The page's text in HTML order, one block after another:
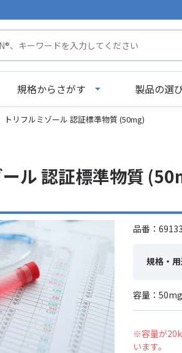
規格からさがす 製品の選
トリフルミゾール 認証標準物質 (50mg)
ール 認証標準物質
品番：
規格・
容量：50mg
※容量が
います。